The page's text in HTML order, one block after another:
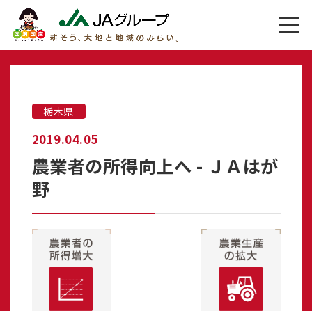
栃木県
2019.04.05
農業者の所得向上へ - ＪＡはが
野